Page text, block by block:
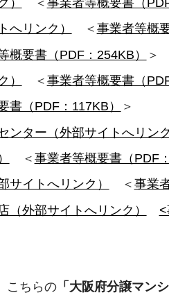
へリンク）
＜ 事業者等概
概要書（PDF：254KB）
＞
）
＜ 事業者等概要書（
書（PDF：117KB）
＞
ター（外部サイトへリンク
＜ 事業者等概要書（PDF
イトへリンク）
＜ 事業
外部サイトへリンク）
<
こちらの 「大阪府分譲マン